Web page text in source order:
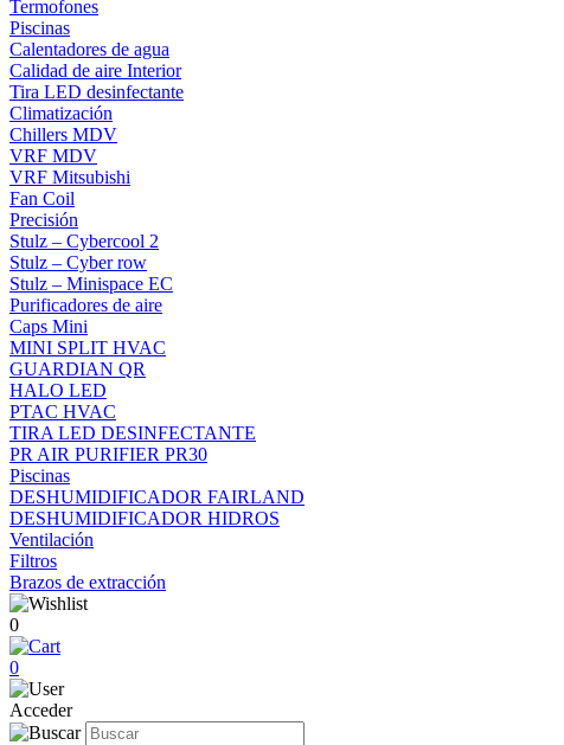
Termofones
Piscinas
Calentadores de agua
Calidad de aire Interior
Tira LED desinfectante
Climatización
Chillers MDV
VRF MDV
VRF Mitsubishi
Fan Coil
Precisión
Stulz – Cybercool 2
Stulz – Cyber row
Stulz – Minispace EC
Purificadores de aire
Caps Mini
MINI SPLIT HVAC
GUARDIAN QR
HALO LED
PTAC HVAC
TIRA LED DESINFECTANTE
PR AIR PURIFIER PR30
Piscinas
DESHUMIDIFICADOR FAIRLAND
DESHUMIDIFICADOR HIDROS
Ventilación
Filtros
Brazos de extracción
0
0
Acceder